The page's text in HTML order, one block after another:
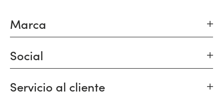
Marca
Social
Servicio al cliente